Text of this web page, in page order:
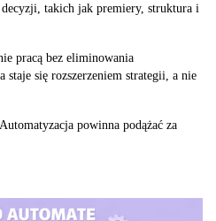
takich jak premiery, struktura i
pracą bez eliminowania
staje się rozszerzeniem strategii, a nie
powinna podążać za